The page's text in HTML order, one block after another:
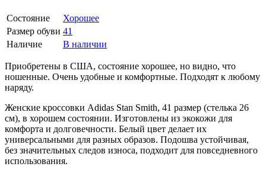
Состояние
Хорошее
Размер обуви 41
Наличие
В наличии
Приобретены в США, состояние хорошее, но видно, что
ношенные. Очень удобные и комфортные. Подходят к любому
наряду.
Женские кроссовки Adidas Stan Smith, 41 размер (стелька 26
см), в хорошем состоянии. Изготовлены из экокожи для
комфорта и долговечности. Белый цвет делает их
универсальными для разных образов. Подошва устойчивая,
без значительных следов износа, подходит для повседневного
использования.